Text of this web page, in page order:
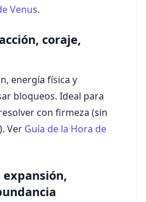
Venus.
coraje,
energía física y
bloqueos. Ideal para
con firmeza (sin
Ver Guía de la Hora de
expansión,